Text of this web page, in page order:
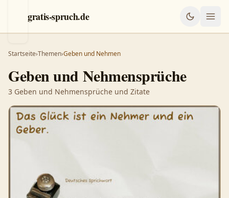
gratis-spruch.de
Startseite›Themen›Geben und Nehmen
Geben und Nehmensprüche
3 Geben und Nehmensprüche und Zitate